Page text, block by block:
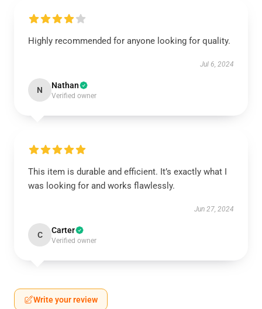
Highly recommended for anyone looking for quality.
Jul 6, 2024
N Nathan
Verified owner
This item is durable and efficient. It’s exactly what I
was looking for and works flawlessly.
Jun 27, 2024
C Carter
Verified owner
Write your review